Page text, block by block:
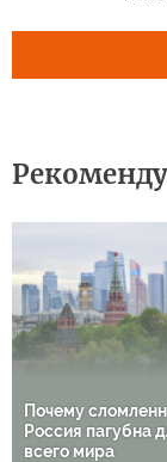
Почему
Россия пагубна
всего мира